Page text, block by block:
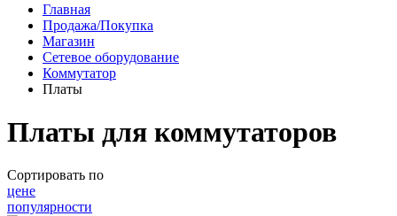
Главная
Продажа/Покупка
Магазин
Сетевое оборудование
Коммутатор
Платы
Платы для коммутаторов
Сортировать по
цене
популярности